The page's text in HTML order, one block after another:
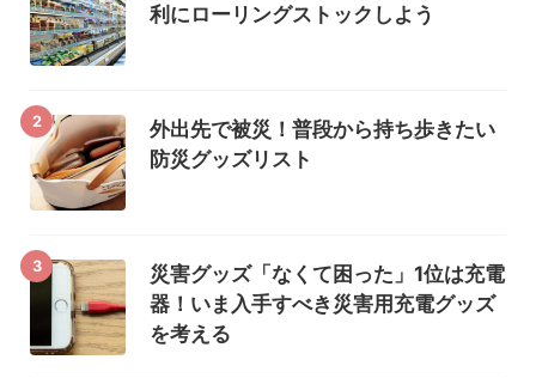
利にローリングストックしよう
2
外出先で被災！普段から持ち歩きたい
防災グッズリスト
3
災害グッズ「なくて困った」1位は充電
器！いま入手すべき災害用充電グッズ
を考える